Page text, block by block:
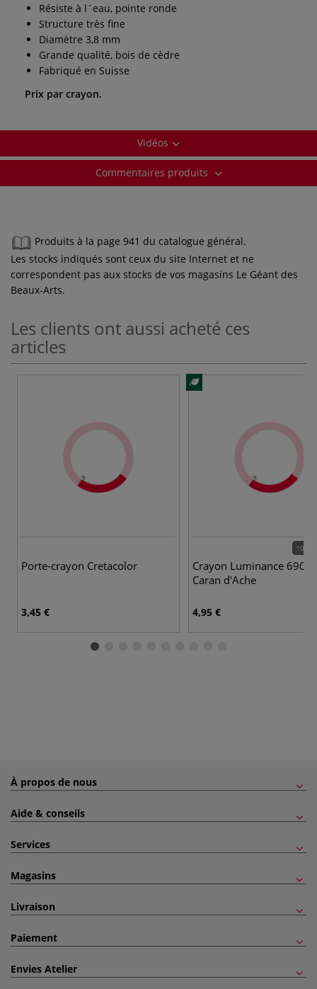
Résiste à l´eau, pointe ronde
Structure très fine
Diamètre 3,8 mm
Grande qualité, bois de cèdre
Fabriqué en Suisse
Prix par crayon.
Vidéos
Commentaires produits
Produits à la page 941 du catalogue général.
Les stocks indiqués sont ceux du site Internet et ne
correspondent pas aux stocks de vos magasins Le Géant des
Beaux-Arts.
Les clients ont aussi acheté ces
articles
Porte-crayon Cretacolor
3,45 €
100
Crayon Luminance
Caran d'Ache
4,95 €
À propos de nous
Aide & conseils
Services
Magasins
Livraison
Paiement
Envies Atelier